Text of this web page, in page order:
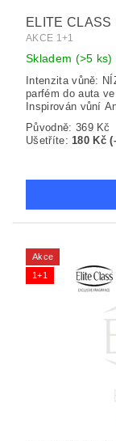
ELITE CLASS
AKCE 1+1
Skladem (>5 ks)
Intenzita vůně:
parfém do auta
Inspirován vůní
Původně: 369 Kč
Ušetříte: 180 Kč
Akce
1+1